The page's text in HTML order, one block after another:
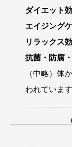
ダイエット
エイジング
リラックス
抗菌・防腐
（中略）体
われています